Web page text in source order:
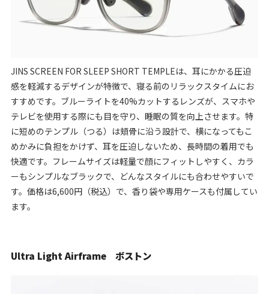
JINS SCREEN FOR SLEEP SHORT TEMPLEは、耳にかかる圧迫
感を軽減するデザインが特徴で、寝る前のリラックスタイムにお
すすめです。ブルーライトを40%カットするレンズが、スマホや
テレビを使用する際にも目を守り、睡眠の質を向上させます。特
に短めのテンプル（つる）は頬骨に沿う設計で、横になってもこ
めかみに負担をかけず、耳を圧迫しないため、長時間の着用でも
快適です。フレームサイズは軽量で顔にフィットしやすく、カラ
ーもシンプルなブラックで、どんなスタイルにも合わせやすいで
す。価格は6,600円（税込）で、香り袋や専用ケースも付属してい
ます。
Ultra Light Airframe ボストン